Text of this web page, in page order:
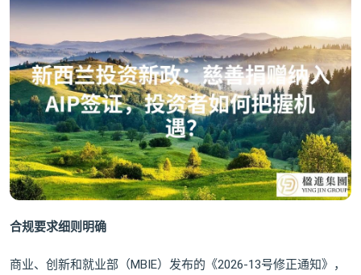
合规要求细则明确
商业、创新和就业部（MBIE）发布的《2026-13号修正通知》，